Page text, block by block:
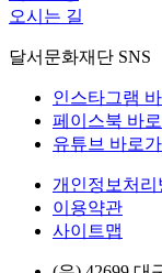
오시는 길
달서문화재단 SNS
인스타그램
페이스북 바
유튜브 바로
개인정보처리
이용약관
사이트맵
(우) 42699 대